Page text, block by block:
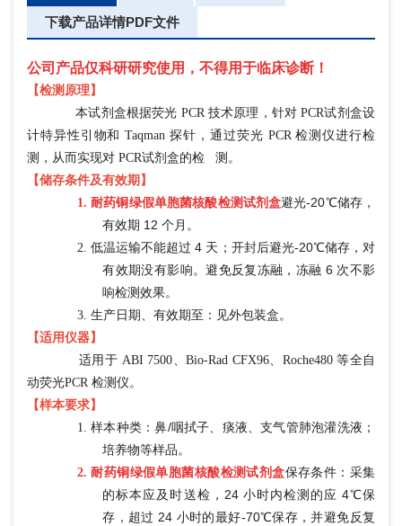
下载产品详情PDF文件
公司产品仅科研研究使用，不得用于临床诊断！
【检测原理】
本试剂盒根据荧光 PCR 技术原理，针对 PCR试剂盒设
计特异性引物和 Taqman 探针，通过荧光 PCR 检测仪进行检
测，从而实现对 PCR试剂盒的检 测。
【储存条件及有效期】
1. 耐药铜绿假单胞菌核酸检测试剂盒避光-20℃储存，
有效期 12 个月。
2.低温运输不能超过 4 天；开封后避光-20℃储存，对
有效期没有影响。避免反复冻融，冻融 6 次不影
响检测效果。
3. 生产日期、有效期至：见外包装盒。
【适用仪器】
适用于 ABI 7500、Bio-Rad CFX96、Roche480 等全自
动荧光PCR 检测仪。
【样本要求】
1.样本种类：鼻/咽拭子、痰液、支气管肺泡灌洗液；
培养物等样品。
2. 耐药铜绿假单胞菌核酸检测试剂盒保存条件：采集
的标本应及时送检， 24 小时内检测的应 4℃保
存，超过 24 小时的最好-70℃保存，并避免反复